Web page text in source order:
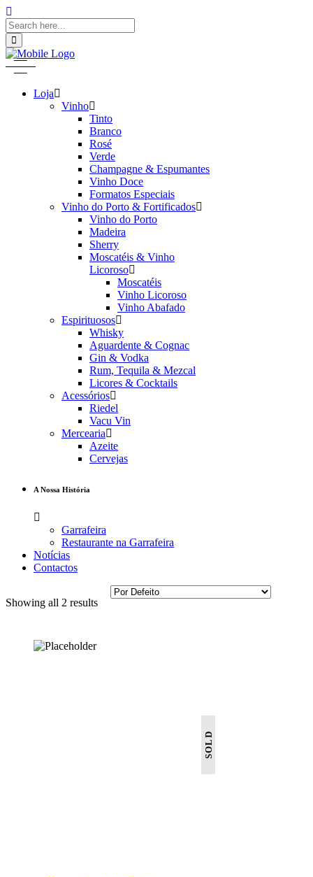
Loja
Vinho
Tinto
Branco
Rosé
Verde
Champagne & Espumantes
Vinho Doce
Formatos Especiais
Vinho do Porto & Fortificados
Vinho do Porto
Madeira
Sherry
Moscatéis & Vinho
Licoroso
Moscatéis
Vinho Licoroso
Vinho Abafado
Espirituosos
Whisky
Aguardente & Cognac
Gin & Vodka
Rum, Tequila & Mezcal
Licores & Cocktails
Acessórios
Riedel
Vacu Vin
Mercearia
Azeite
Cervejas
A Nossa História
Garrafeira
Restaurante na Garrafeira
Notícias
Contactos
Showing all 2 results
SOLD